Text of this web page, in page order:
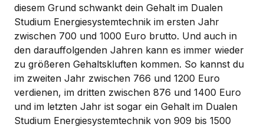
diesem Grund schwankt dein Gehalt im Dualen
Studium Energiesystemtechnik im ersten Jahr
zwischen 700 und 1000 Euro brutto. Und auch in
den darauffolgenden Jahren kann es immer wieder
zu größeren Gehaltskluften kommen. So kannst du
im zweiten Jahr zwischen 766 und 1200 Euro
verdienen, im dritten zwischen 876 und 1400 Euro
und im letzten Jahr ist sogar ein Gehalt im Dualen
Studium Energiesystemtechnik von 909 bis 1500